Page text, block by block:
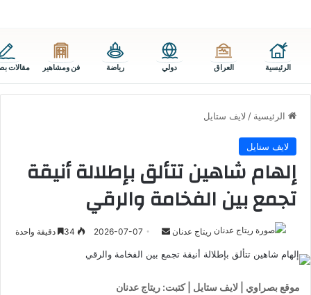
الرئيسية العراق دولي رياضة فن ومشاهير مقالات
الرئيسية / لايف ستايل
لايف ستايل
إلهام شاهين تتألق بإطلالة أنيقة
تجمع بين الفخامة والرقي
ريتاج عدنان
أرسل 2026-07-07 دقيقة واحدة
موقع بصراوي | لايف ستايل | كتبت: ريتاج عدنان